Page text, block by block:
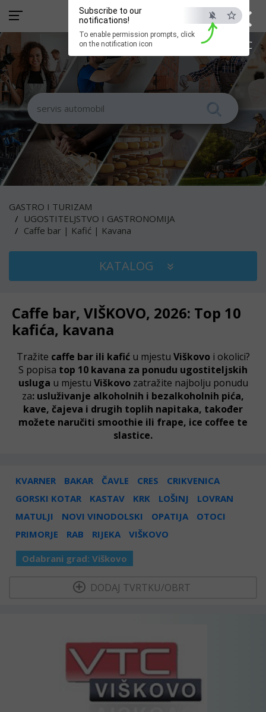
×
ESC
Subscribe to our
notifications!
To enable permission prompts, click
on the notification icon
GASTRO I TURIZAM
UGOSTITELJSTVO I GASTRONOMIJA
Caffe bar | Kafić | Kavana
KATALOG
Caffe bar, VIŠKOVO, 2026: Top 10
kafića, kavana
Tražite caffe bar ili kafiću mjestu Viškovoi okolici?
S popisa top 10 kavana za ponudu ugostiteljskih
usluga u mjestu Viškovo zatražite najbolju ponudu
za: usluživanje alkoholnih i bezalkoholnih pića,
kave, čajeva i drugih toplih napitaka, također
možete naručiti smoothie ili frape, ice coffee te
slastice.
KVARNER BAKAR ČAVLE CRES
CRIKVENICA
GORSKI KOTAR
KASTAV KRK LOŠINJ
LOVRAN
MATULJI
NOVI VINODOLSKI OPATIJA
OTOCI
PRIMORJE
RAB RIJEKA VIŠKOVO
Odabrani grad: Viškovo
DODAJ TVRTKU/OBRT